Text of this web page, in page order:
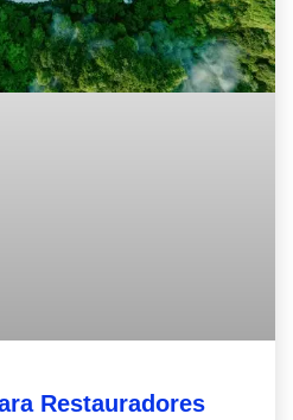
Restauradores